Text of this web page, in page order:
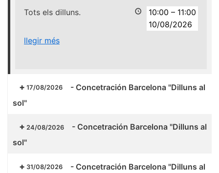
10:00 – 11:00
10/08/2026
Tots els dilluns.
llegir més
17/08/2026 - Concetración Barcelona "Dilluns al
sol"
24/08/2026 - Concetración Barcelona "Dilluns al
sol"
31/08/2026 - Concetración Barcelona "Dilluns al